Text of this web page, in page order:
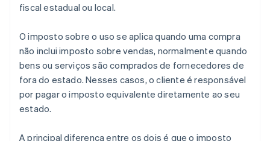
fiscal estadual ou local.
O imposto sobre o uso se aplica quando uma compra
não inclui imposto sobre vendas, normalmente quando
bens ou serviços são comprados de fornecedores de
fora do estado. Nesses casos, o cliente é responsável
por pagar o imposto equivalente diretamente ao seu
estado.
A principal diferença entre os dois é que o imposto